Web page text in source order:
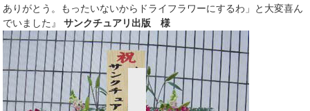
ありがとう。もったいないからドライフラワーにするわ」と大変喜ん
でいました』サンクチュアリ出版 様